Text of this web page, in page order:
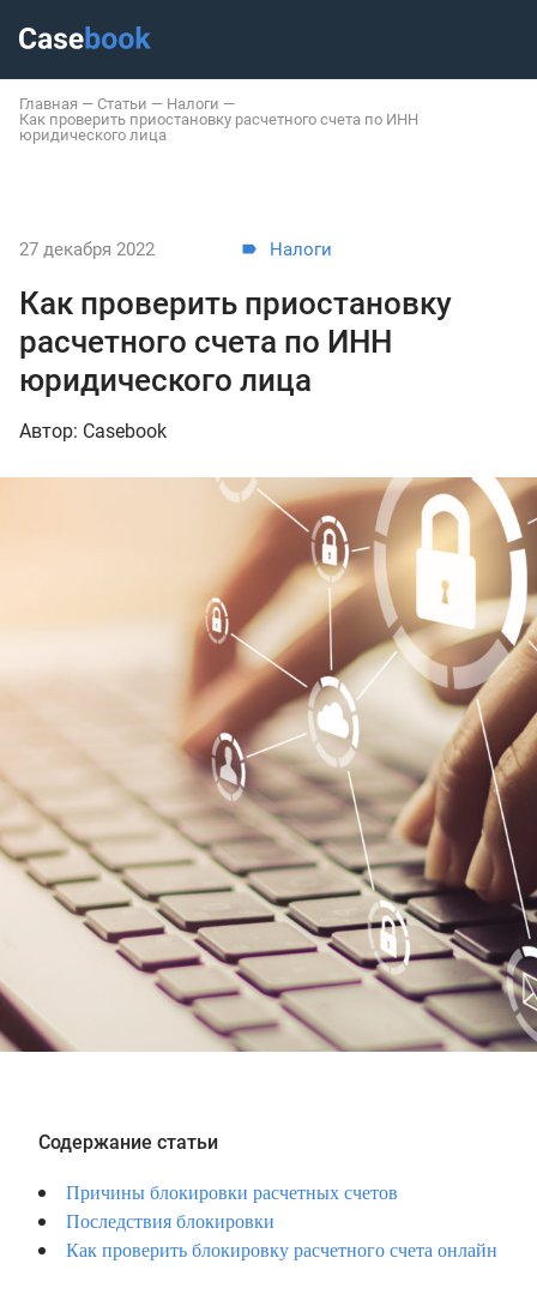
Главная — Статьи — Налоги —
Как проверить приостановку расчетного счета по ИНН
юридического лица
27 декабря 2022 Налоги
Как проверить приостановку
расчетного счета по ИНН
юридического лица
Автор: Casebook
Содержание статьи
Причины блокировки расчетных счетов
Последствия блокировки
Как проверить блокировку расчетного счета онлайн